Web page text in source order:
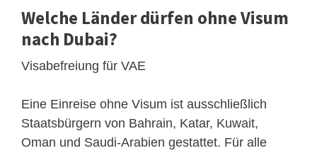
Welche Länder dürfen ohne Visum
nach Dubai?
Visabefreiung für VAE
Eine Einreise ohne Visum ist ausschließlich
Staatsbürgern von Bahrain, Katar, Kuwait,
Oman und Saudi-Arabien gestattet. Für alle